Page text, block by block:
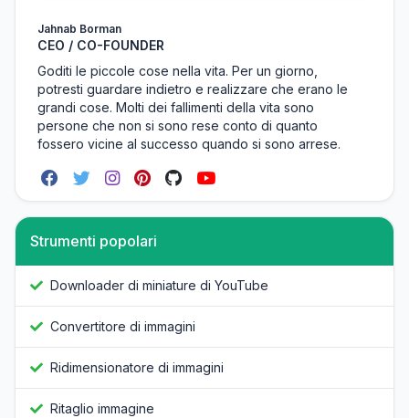
Jahnab Borman
CEO / CO-FOUNDER
Goditi le piccole cose nella vita. Per un giorno,
potresti guardare indietro e realizzare che erano le
grandi cose. Molti dei fallimenti della vita sono
persone che non si sono rese conto di quanto
fossero vicine al successo quando si sono arrese.
Strumenti popolari
Downloader di miniature di YouTube
Convertitore di immagini
Ridimensionatore di immagini
Ritaglio immagine